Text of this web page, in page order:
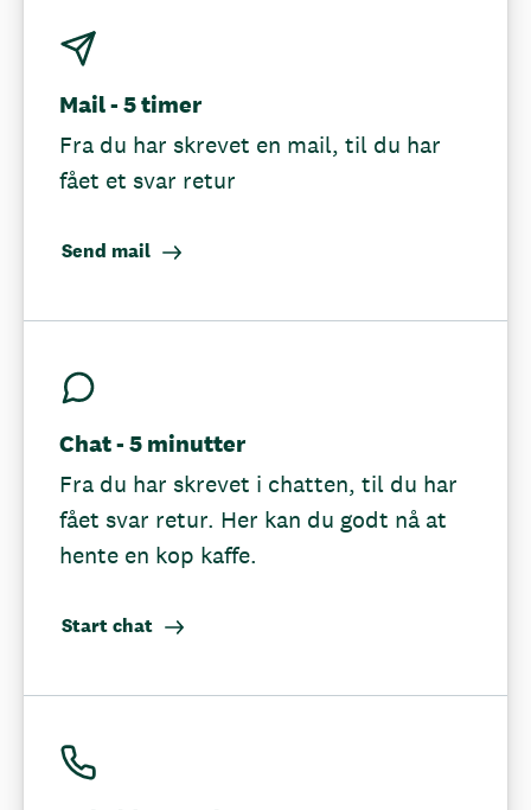
Mail - 5 timer
Fra du har skrevet en mail, til du har
fået et svar retur
Send mail
Chat - 5 minutter
Fra du har skrevet i chatten, til du har
fået svar retur. Her kan du godt nå at
hente en kop kaffe.
Start chat